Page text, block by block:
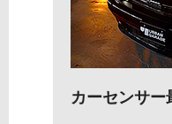
カーセンサー